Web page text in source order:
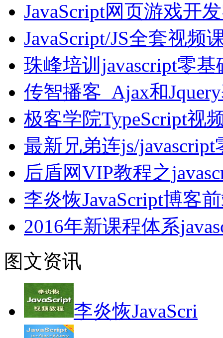
JavaScript网页游戏开
JavaScript/JS全套视频
珠峰培训javascript零
传智播客_Ajax和
极客学院TypeScript视
最新兄弟连js/
后盾网VIP教程之
李炎恢JavaScript博客
2016年新课程体系
图文资讯
李炎恢JavaScri